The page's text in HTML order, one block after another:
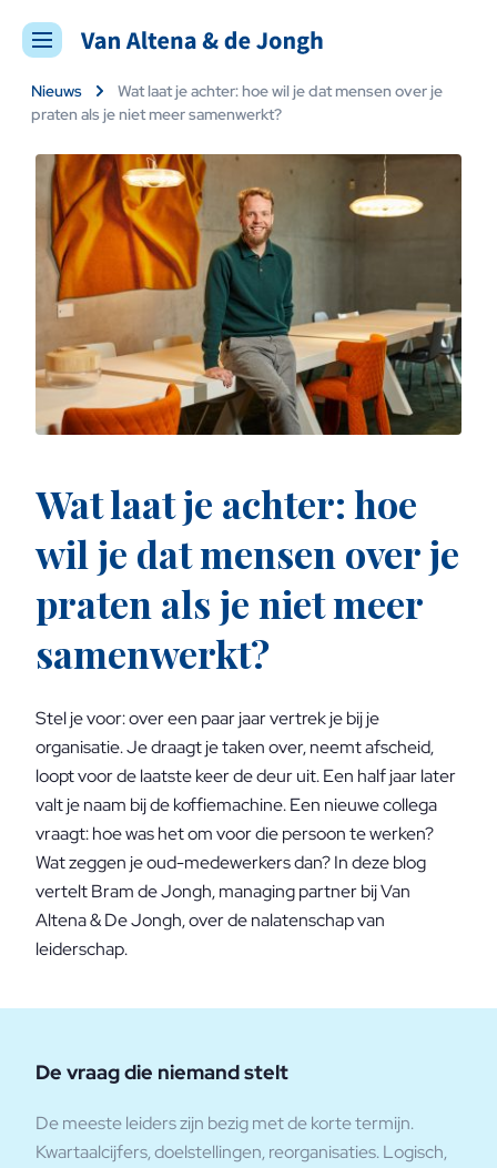
Nieuws
Wat laat je achter: hoe wil je dat mensen over je
praten als je niet meer samenwerkt?
Wat laat je achter: hoe
wil je dat mensen over je
praten als je niet meer
samenwerkt?
Stel je voor: over een paar jaar vertrek je bij je
organisatie. Je draagt je taken over, neemt afscheid,
loopt voor de laatste keer de deur uit. Een half jaar later
valt je naam bij de koffiemachine. Een nieuwe collega
vraagt: hoe was het om voor die persoon te werken?
Wat zeggen je oud-medewerkers dan? In deze blog
vertelt Bram de Jongh, managing partner bij Van
Altena & De Jongh, over de nalatenschap van
leiderschap.
De vraag die niemand stelt
De meeste leiders zijn bezig met de korte termijn.
Kwartaalcijfers, doelstellingen, reorganisaties. Logisch,